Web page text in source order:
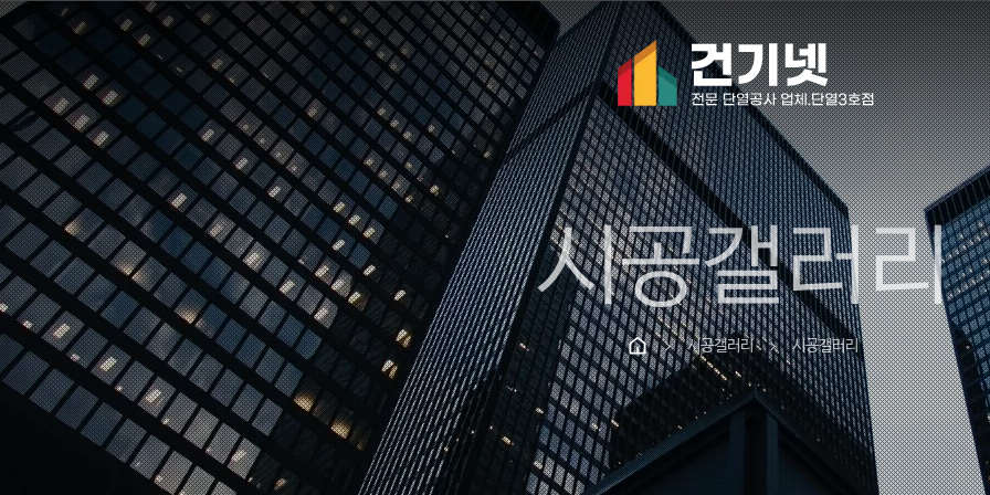
시공갤러리
chevron_right 시공갤러리 chevron_right 시공갤러리